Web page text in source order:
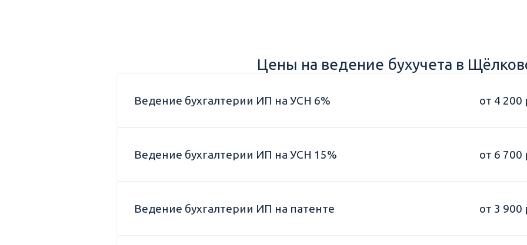
Цены на ведение бухучета в
Ведение бухгалтерии ИП на УСН 6% от 4 200
Ведение бухгалтерии ИП на УСН 15% от 6 700
Ведение бухгалтерии ИП на патенте от 3 900